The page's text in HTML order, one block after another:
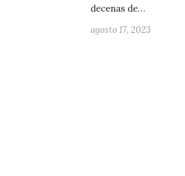
decenas de…
agosto 17, 2023